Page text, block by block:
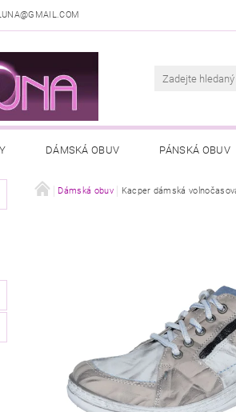
DÁMSKÁ OBUV PÁNSKÁ OBUV
K OBUVI VŠEOBECNÉ OBCHODNÍ
Dámská obuv Kacper dámská